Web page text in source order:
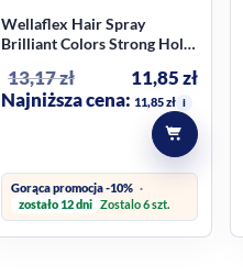
Wellaflex Hair Spray
Brilliant Colors Strong Hold
13,17zł 11,85zł
Najniższa cena: 11,85zł i
Gorąca promocja -10%
zostało 12 dni Zostalo 6 szt.